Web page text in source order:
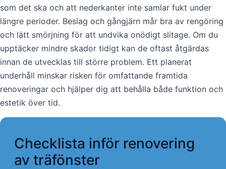
som det ska och att nederkanter inte samlar fukt under
längre perioder. Beslag och gångjärn mår bra av rengöring
och lätt smörjning för att undvika onödigt slitage. Om du
upptäcker mindre skador tidigt kan de oftast åtgärdas
innan de utvecklas till större problem. Ett planerat
underhåll minskar risken för omfattande framtida
renoveringar och hjälper dig att behålla både funktion och
estetik över tid.
Checklista inför renovering
av träfönster